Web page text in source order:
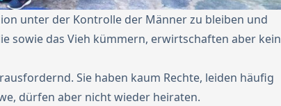
unter der Kontrolle der Männer zu bleiben und
sowie das Vieh kümmern, erwirtschaften aber kein
Sie haben kaum Rechte, leiden häufig
dürfen aber nicht wieder heiraten.